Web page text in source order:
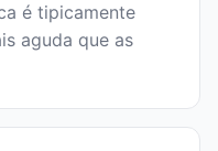
é tipicamente
aguda que as